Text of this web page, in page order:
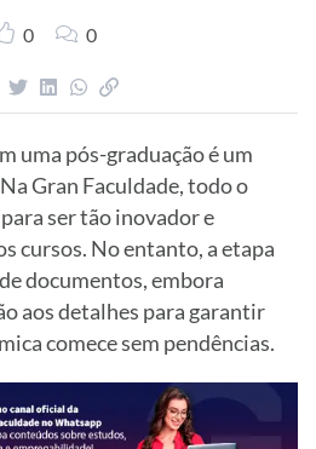
0 0
uma pós-graduação é um
Gran Faculdade, todo o
ser tão inovador e
cursos. No entanto, a etapa
documentos, embora
aos detalhes para garantir
comece sem pendências.